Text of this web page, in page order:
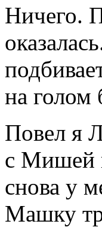
Ничего.
на голом
Повел я
с Мишей
снова у
Машку